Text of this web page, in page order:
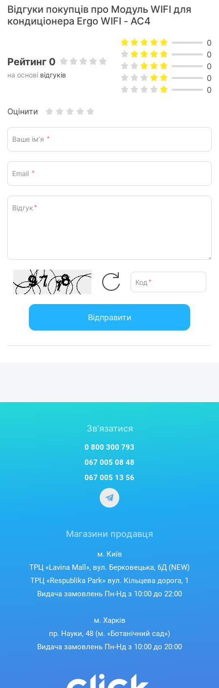
Відгуки покупців про Модуль WIFI для
кондиціонера Ergo WIFI - AC4
Рейтинг 0
на основі відгуків
0
0
0
0
0
Оцінити
Ваше ім’я *
Email *
Відгук *
Код *
Відправити
Зв'язатися
0 800 300 793
067 005 08 48
067 005 13 56
Магазини продавця
м. Київ
ТРЦ «Lavina Mall», вул. Берковецька, 6Д (NEW)
ТРЦ «Respublika Park» вул. Кільцева дорога, 1
Видача замовлень Пн-Нд з 10:00 до 22:00
м. Харків
пр. Науки, 48 (м. «Ботанічний сад»)
Видача замовлень Пн-Нд з 10:00 до 20:00